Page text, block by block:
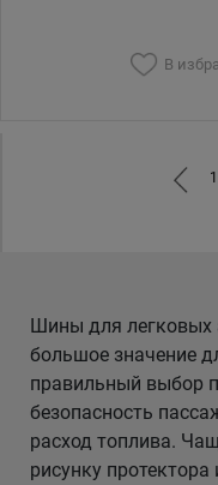
В
1
Шины для легковых
большое значение
правильный выбор
безопасность
расход топлива.
рисунку